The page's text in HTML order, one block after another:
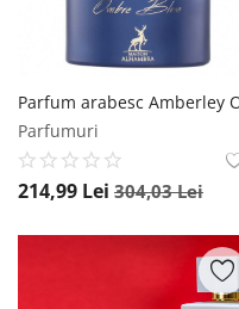
Parfumuri
214,99 Lei 304,03Lei